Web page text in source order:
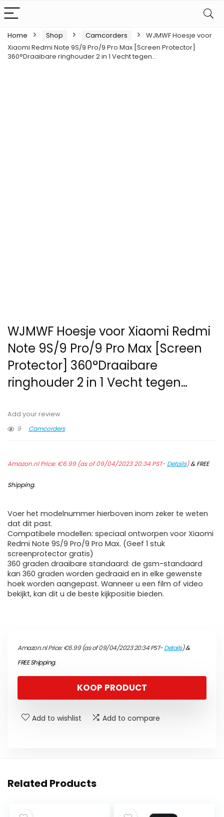
Home Shop Camcorders
WJMWF Hoesje voor
Xiaomi Redmi Note 9S/9 Pro/9 Pro Max [Screen Protector]
360°Draaibare ringhouder 2 in 1 Vecht tegen…
WJMWF Hoesje voor Xiaomi Redmi
Note 9S/9 Pro/9 Pro Max [Screen
Protector] 360°Draaibare
ringhouder 2 in 1 Vecht tegen…
Add your review
9
Camcorders
Amazon.nl Price:€6.99(as of 09/04/2023 20:34 PST- Details)&FREE
Shipping.
Voer het modelnummer hierboven inom zeker te weten
dat dit past.
Compatibele modellen: speciaal ontworpen voor Xiaomi
Redmi Note 9S/9 Pro/9 Pro Max. (Geef 1 stuk
screenprotector gratis)
360 graden draaibare standaard: de gsm-standaard
kan 360 graden worden gedraaid en in elke gewenste
hoek worden aangepast. Wanneer u een film of video
bekijkt, kan dit u de beste kijkpositie bieden.
Amazon.nl Price:€6.99(as of 09/04/2023 20:34 PST-Details)&
FREE Shipping.
KOOP PRODUCT
Add to wishlist Add to compare
Related Products